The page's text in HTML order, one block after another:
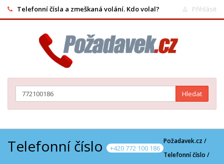
Telefonní čísla a zmeškaná volání. Kdo volal? Přihlásit
Hledat
Telefonní číslo +420 772 100 186
Požadavek.cz /
Telefonní číslo /